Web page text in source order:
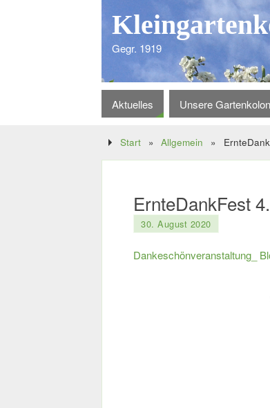
Gegr. 1919
Aktuelles Unsere
Start » Allgemein »
ErnteDankFest
30. August 2020
Dankeschönveranstaltung_